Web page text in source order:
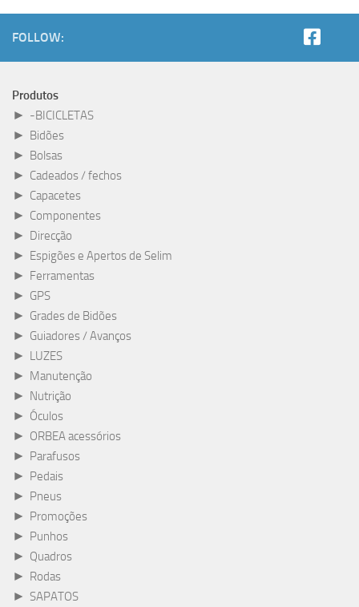
FOLLOW:
Produtos
► -BICICLETAS
► Bidões
► Bolsas
► Cadeados / fechos
► Capacetes
► Componentes
► Direcção
► Espigões e Apertos de Selim
► Ferramentas
► GPS
► Grades de Bidões
► Guiadores / Avanços
► LUZES
► Manutenção
► Nutrição
► Óculos
► ORBEA acessórios
► Parafusos
► Pedais
► Pneus
► Promoções
► Punhos
► Quadros
► Rodas
► SAPATOS